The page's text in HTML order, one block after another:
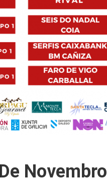
Novembro